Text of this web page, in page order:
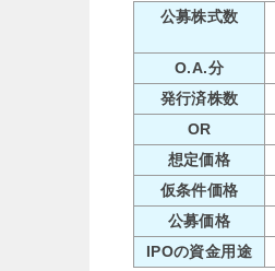
公募株式数
O.A.分
発行済株数
OR
想定価格
仮条件価格
公募価格
IPOの資金用途